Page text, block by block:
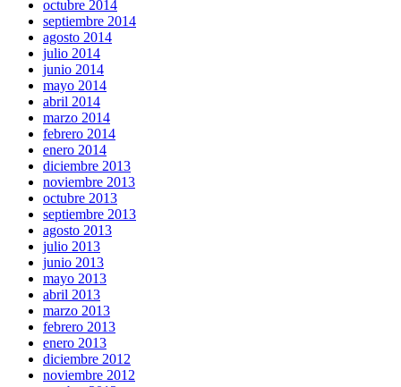
octubre 2014
septiembre 2014
agosto 2014
julio 2014
junio 2014
mayo 2014
abril 2014
marzo 2014
febrero 2014
enero 2014
diciembre 2013
noviembre 2013
octubre 2013
septiembre 2013
agosto 2013
julio 2013
junio 2013
mayo 2013
abril 2013
marzo 2013
febrero 2013
enero 2013
diciembre 2012
noviembre 2012